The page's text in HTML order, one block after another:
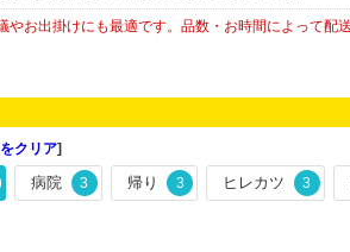
お出掛けにも最適です。品数・お時間によって配
クリア]
病院 3 帰り 3 ヒレカツ 3